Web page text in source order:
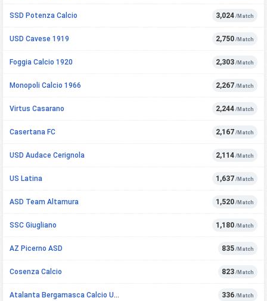
SSD Potenza Calcio 3,024 /Match
USD Cavese 1919 2,750 /Match
Foggia Calcio 1920 2,303 /Match
Monopoli Calcio 1966 2,267 /Match
Virtus Casarano 2,244 /Match
Casertana FC 2,167 /Match
USD Audace Cerignola 2,114 /Match
US Latina 1,637 /Match
ASD Team Altamura 1,520 /Match
SSC Giugliano 1,180 /Match
AZ Picerno ASD 835 /Match
Cosenza Calcio 823 /Match
Atalanta Bergamasca Calcio U23 336 /Match